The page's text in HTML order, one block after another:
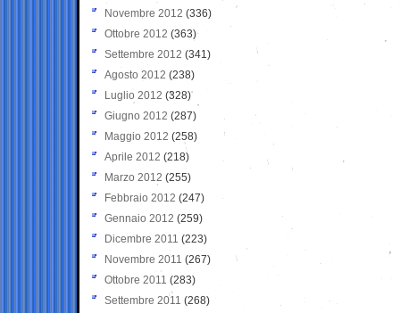
Novembre 2012 (336)
Ottobre 2012 (363)
Settembre 2012 (341)
Agosto 2012 (238)
Luglio 2012 (328)
Giugno 2012 (287)
Maggio 2012 (258)
Aprile 2012 (218)
Marzo 2012 (255)
Febbraio 2012 (247)
Gennaio 2012 (259)
Dicembre 2011 (223)
Novembre 2011 (267)
Ottobre 2011 (283)
Settembre 2011 (268)